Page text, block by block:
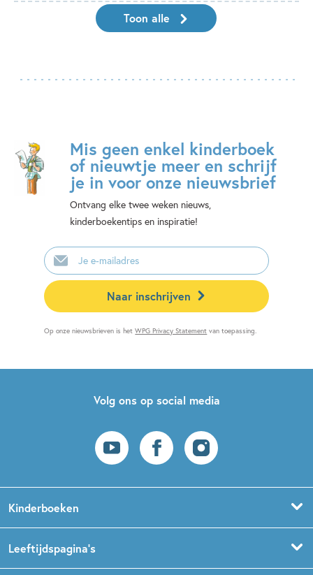
Toon alle
Mis geen enkel kinderboek
of nieuwtje meer en schrijf
je in voor onze nieuwsbrief
Ontvang elke twee weken nieuws,
kinderboekentips en inspiratie!
E-
mailadres
Naar inschrijven
Op onze nieuwsbrieven is hetWPG Privacy Statement van toepassing.
Volg ons op social media
Kinderboeken
Prentenboeken
Leeftijdspagina’s